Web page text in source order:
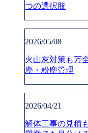
つの選択肢
2026/05/08
火山灰対策も万
塵・粉塵管理
2026/04/21
解体工事の見積